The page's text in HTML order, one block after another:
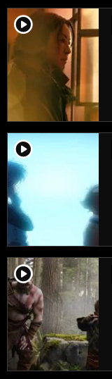
player2
player2
player2